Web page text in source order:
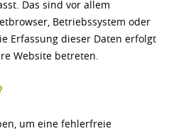
Das sind vor allem
Betriebssystem oder
Erfassung dieser Daten erfolgt
Website betreten.
um eine fehlerfreie